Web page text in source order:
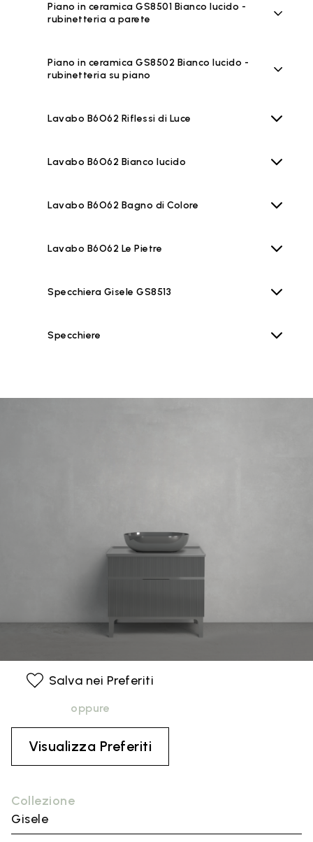
Piano in ceramica GS8501 Bianco lucido -
rubinetteria a parete
Piano in ceramica GS8502 Bianco lucido -
rubinetteria su piano
Lavabo B6O62 Riflessi di Luce
Lavabo B6O62 Bianco lucido
Lavabo B6O62 Bagno di Colore
Lavabo B6O62 Le Pietre
Specchiera Gisele GS8513
Specchiere
Collezione
Gisele
Salva nei Preferiti
oppure
Visualizza Preferiti